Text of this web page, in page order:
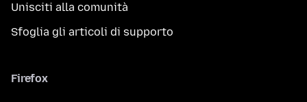
Unisciti alla comunità
Sfoglia gli articoli di supporto
Firefox